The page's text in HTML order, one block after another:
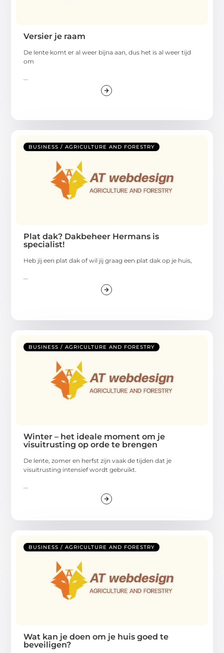
Versier je raam
De lente komt er al weer bijna aan, dus het is al weer tijd
om
BUSINESS / AGRICULTURE AND FORESTRY
Plat dak? Dakbeheer Hermans is
specialist!
Heb jij een plat dak of wil jij graag een plat dak op je huis,
BUSINESS / AGRICULTURE AND FORESTRY
Winter – het ideale moment om je
visuitrusting op orde te brengen
De lente, zomer en herfst zijn vaak de tijden dat je
visuitrusting intensief wordt gebruikt.
BUSINESS / AGRICULTURE AND FORESTRY
Wat kan je doen om je huis goed te
beveiligen?